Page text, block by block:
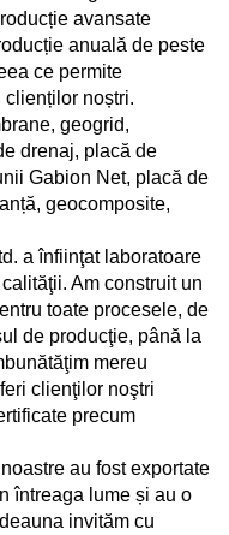
avansate
anuală de peste
ce permite
noștri.
geogrid,
drenaj, placă de
Gabion Net, placă de
geocomposite,
a înfiinţat laboratoare
Am construit un
toate procesele, de
de producţie, până la
mereu
clienţilor noştri
precum
au fost exportate
întreaga lume și au o
invităm cu